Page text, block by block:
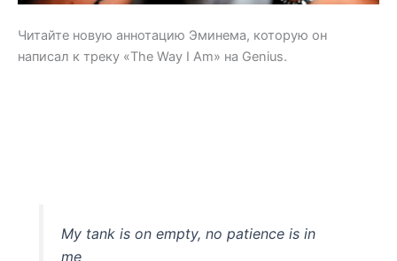
Читайте новую аннотацию Эминема, которую он
написал к треку «The Way I Am» на Genius.
My tank is on empty, no patience is in
me